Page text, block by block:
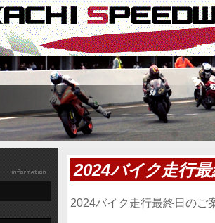
2024バイク走行
2024バイク走行最終日のご